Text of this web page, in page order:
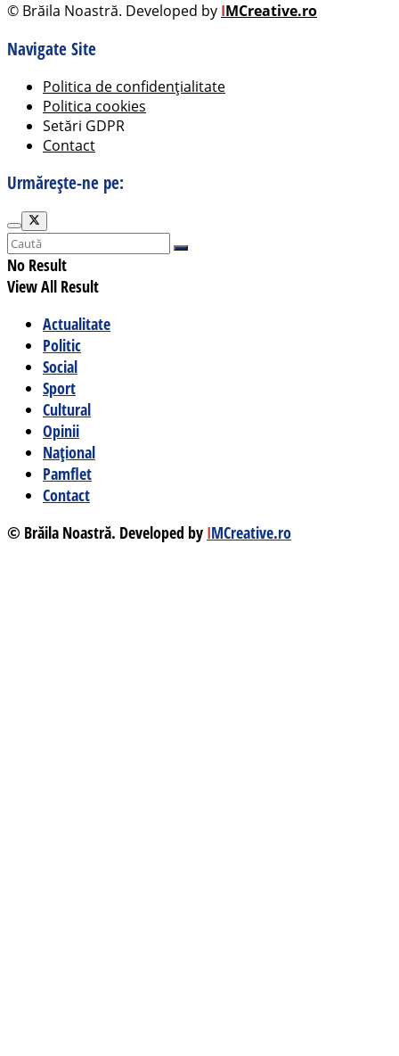
© Brăila Noastră. Developed by IMCreative.ro
Navigate Site
Politica de confidențialitate
Politica cookies
Setări GDPR
Contact
Urmărește-ne pe:
No Result
View All Result
Actualitate
Politic
Social
Sport
Cultural
Opinii
Național
Pamflet
Contact
© Brăila Noastră. Developed by IMCreative.ro